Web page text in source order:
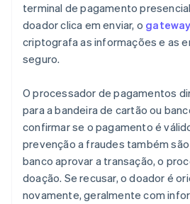
terminal de pagamento
doador clica em enviar, o
criptografa as informações e as
seguro.
O processador de pagamentos
para a bandeira de cartão ou
confirmar se o pagamento é
prevenção a fraudes também
banco aprovar a transação, o
doação. Se recusar, o doador é
novamente, geralmente com